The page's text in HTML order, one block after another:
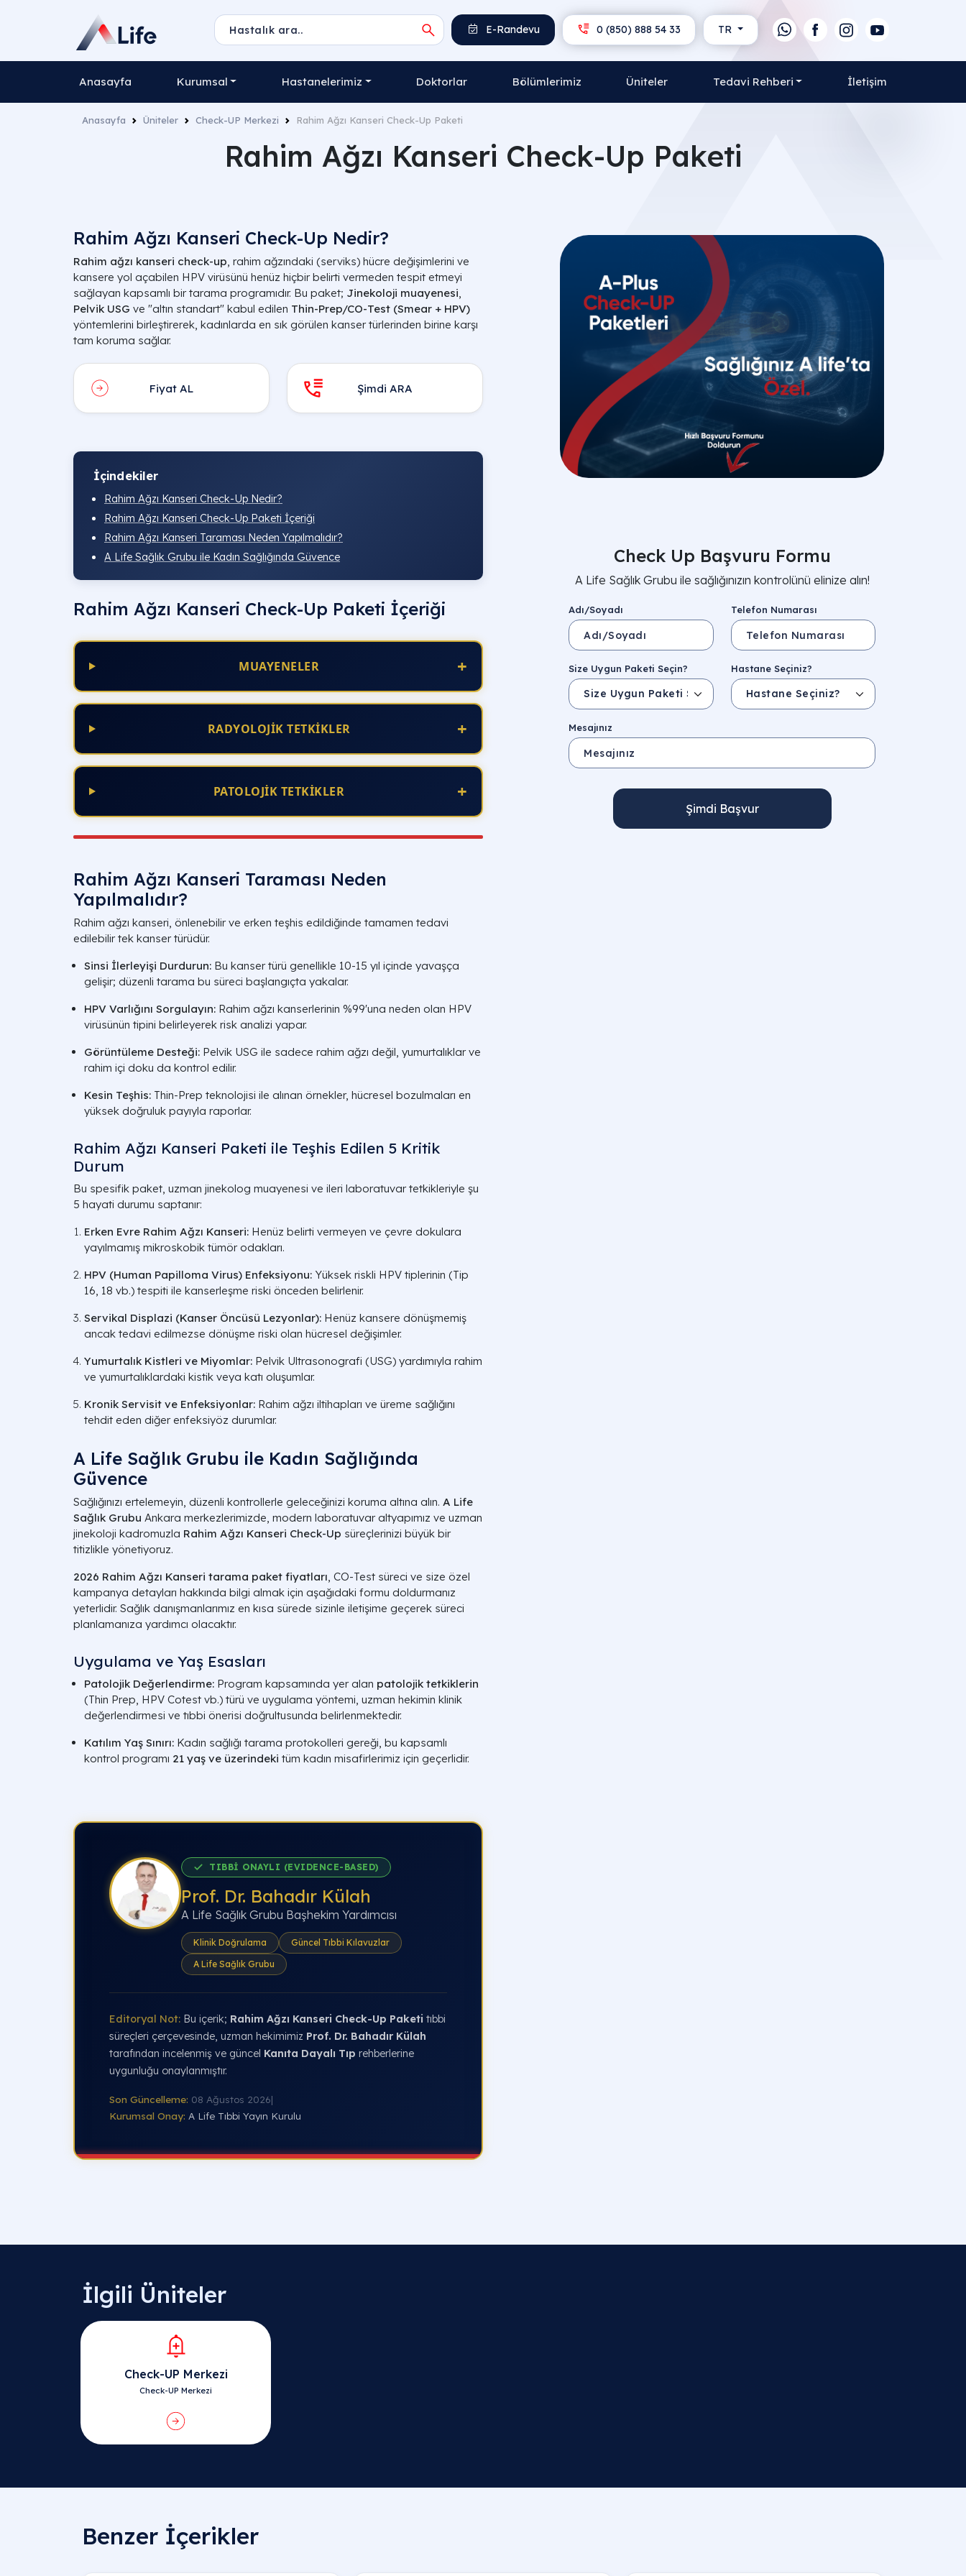
TR
0 (850) 888 54 33
E-Randevu
Anasayfa Kurumsal Hastanelerimiz Doktorlar Bölümlerimiz Üniteler Tedavi Rehberi İletişim
Anasayfa Üniteler Check-UP Merkezi Rahim Ağzı Kanseri Check-Up Paketi
Rahim Ağzı Kanseri Check-Up Paketi
Rahim Ağzı Kanseri Check-Up Nedir?
Rahim ağzı kanseri check-up, rahim ağzındaki (serviks) hücre değişimlerini ve
kansere yol açabilen HPV virüsünü henüz hiçbir belirti vermeden tespit etmeyi
sağlayan kapsamlı bir tarama programıdır. Bu paket; Jinekoloji muayenesi,
Pelvik USG ve "altın standart" kabul edilen Thin-Prep/CO-Test (Smear + HPV)
yöntemlerini birleştirerek, kadınlarda en sık görülen kanser türlerinden birine karşı
tam koruma sağlar.
Fiyat AL Şimdi ARA
İçindekiler
Rahim Ağzı Kanseri Check-Up Nedir?
Rahim Ağzı Kanseri Check-Up Paketi İçeriği
Rahim Ağzı Kanseri Taraması Neden Yapılmalıdır?
A Life Sağlık Grubu ile Kadın Sağlığında Güvence
Rahim Ağzı Kanseri Check-Up Paketi İçeriği
MUAYENELER +
RADYOLOJİK TETKİKLER +
PATOLOJİK TETKİKLER +
Rahim Ağzı Kanseri Taraması Neden
Yapılmalıdır?
Rahim ağzı kanseri, önlenebilir ve erken teşhis edildiğinde tamamen tedavi
edilebilir tek kanser türüdür.
Sinsi İlerleyişi Durdurun: Bu kanser türü genellikle 10-15 yıl içinde yavaşça
gelişir; düzenli tarama bu süreci başlangıçta yakalar.
HPV Varlığını Sorgulayın: Rahim ağzı kanserlerinin %99'una neden olan HPV
virüsünün tipini belirleyerek risk analizi yapar.
Görüntüleme Desteği: Pelvik USG ile sadece rahim ağzı değil, yumurtalıklar ve
rahim içi doku da kontrol edilir.
Kesin Teşhis: Thin-Prep teknolojisi ile alınan örnekler, hücresel bozulmaları en
yüksek doğruluk payıyla raporlar.
Rahim Ağzı Kanseri Paketi ile Teşhis Edilen 5 Kritik
Durum
Bu spesifik paket, uzman jinekolog muayenesi ve ileri laboratuvar tetkikleriyle şu
5 hayati durumu saptanır:
Erken Evre Rahim Ağzı Kanseri: Henüz belirti vermeyen ve çevre dokulara
yayılmamış mikroskobik tümör odakları.
HPV (Human Papilloma Virus) Enfeksiyonu: Yüksek riskli HPV tiplerinin (Tip
16, 18 vb.) tespiti ile kanserleşme riski önceden belirlenir.
Servikal Displazi (Kanser Öncüsü Lezyonlar): Henüz kansere dönüşmemiş
ancak tedavi edilmezse dönüşme riski olan hücresel değişimler.
Yumurtalık Kistleri ve Miyomlar: Pelvik Ultrasonografi (USG) yardımıyla rahim
ve yumurtalıklardaki kistik veya katı oluşumlar.
Kronik Servisit ve Enfeksiyonlar: Rahim ağzı iltihapları ve üreme sağlığını
tehdit eden diğer enfeksiyöz durumlar.
A Life Sağlık Grubu ile Kadın Sağlığında
Güvence
Sağlığınızı ertelemeyin, düzenli kontrollerle geleceğinizi koruma altına alın. A Life
Sağlık Grubu Ankara merkezlerimizde, modern laboratuvar altyapımız ve uzman
jinekoloji kadromuzla Rahim Ağzı Kanseri Check-Up süreçlerinizi büyük bir
titizlikle yönetiyoruz.
2026 Rahim Ağzı Kanseri tarama paket fiyatları, CO-Test süreci ve size özel
kampanya detayları hakkında bilgi almak için aşağıdaki formu doldurmanız
yeterlidir. Sağlık danışmanlarımız en kısa sürede sizinle iletişime geçerek süreci
planlamanıza yardımcı olacaktır.
Uygulama ve Yaş Esasları
Patolojik Değerlendirme: Program kapsamında yer alan patolojik tetkiklerin
(Thin Prep, HPV Cotest vb.) türü ve uygulama yöntemi, uzman hekimin klinik
değerlendirmesi ve tıbbi önerisi doğrultusunda belirlenmektedir.
Katılım Yaş Sınırı: Kadın sağlığı tarama protokolleri gereği, bu kapsamlı
kontrol programı 21 yaş ve üzerindeki tüm kadın misafirlerimiz için geçerlidir.
TIBBİ ONAYLI (EVIDENCE-BASED)
Prof. Dr. Bahadır Külah
A Life Sağlık Grubu Başhekim Yardımcısı
Klinik Doğrulama
Güncel Tıbbi Kılavuzlar
A Life Sağlık Grubu
Editoryal Not: Bu içerik; Rahim Ağzı Kanseri Check-Up Paketi tıbbi
süreçleri çerçevesinde, uzman hekimimiz Prof. Dr. Bahadır Külah
tarafından incelenmiş ve güncel Kanıta Dayalı Tıp rehberlerine
uygunluğu onaylanmıştır.
Son Güncelleme: 08 Ağustos 2026|
Kurumsal Onay: A Life Tıbbi Yayın Kurulu
Check Up Başvuru Formu
A Life Sağlık Grubu ile sağlığınızın kontrolünü elinize alın!
Adı/Soyadı Telefon Numarası
Size Uygun Paketi Seçin? Hastane Seçiniz?
Mesajınız
Şimdi Başvur
İlgili Üniteler
Check-UP Merkezi
Check-UP Merkezi
Benzer İçerikler